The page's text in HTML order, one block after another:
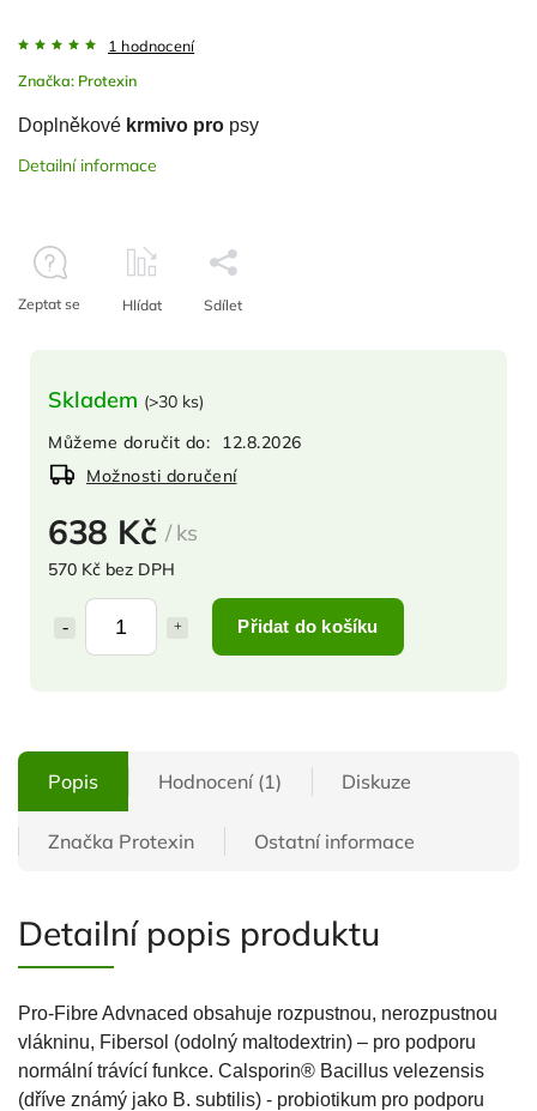
1 hodnocení
Značka: Protexin
638 Kč / ks
570 Kč bez DPH
Přidat do košíku
Skladem (>30 ks)
Můžeme doručit do:
12.8.2026
Možnosti doručení
Doplněkové krmivo pro psy
Detailní informace
Zeptat se Hlídat Sdílet
Popis Hodnocení (1) Diskuze
Značka Protexin Ostatní informace
Detailní popis produktu
Pro-Fibre Advnaced obsahuje rozpustnou, nerozpustnou
vlákninu, Fibersol (odolný maltodextrin) – pro podporu
normální trávící funkce. Calsporin® Bacillus velezensis
(dříve známý jako B. subtilis) - probiotikum pro podporu